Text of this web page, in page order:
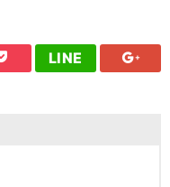
LINE